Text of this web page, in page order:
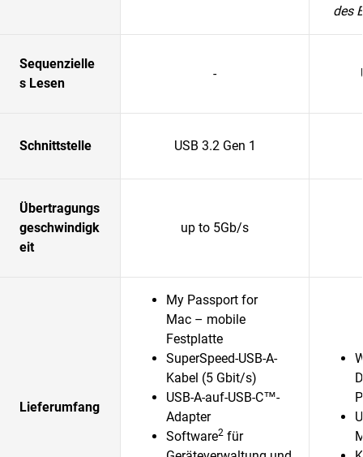
des
Sequenzielle
s Lesen
-
Schnittstelle USB 3.2 Gen 1
Übertragungs
geschwindigk
eit
up to 5Gb/s
Lieferumfang
My Passport for
Mac – mobile
Festplatte
SuperSpeed-USB-A-
Kabel (5 Gbit/s)
USB-A-auf-USB-C™-
Adapter
Software2 für